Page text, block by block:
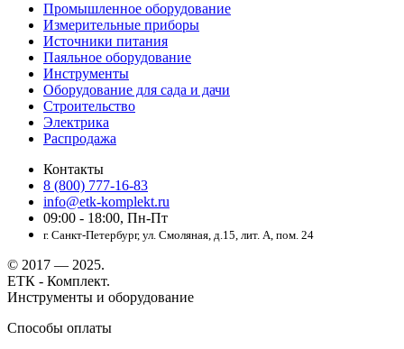
Промышленное оборудование
Измерительные приборы
Источники питания
Паяльное оборудование
Инструменты
Оборудование для сада и дачи
Строительство
Электрика
Распродажа
Контакты
8 (800) 777-16-83
info@etk-komplekt.ru
09:00 - 18:00, Пн-Пт
г. Санкт-Петербург, ул. Смоляная, д.15, лит. А, пом. 24
© 2017 — 2025.
ЕТК - Комплект.
Инструменты и оборудование
Способы оплаты